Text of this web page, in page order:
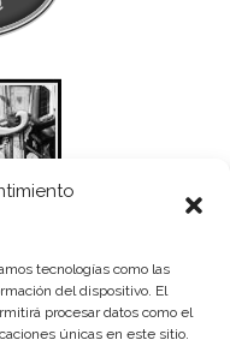
tecnologías como las
del dispositivo. El
procesar datos como el
únicas en este sitio.